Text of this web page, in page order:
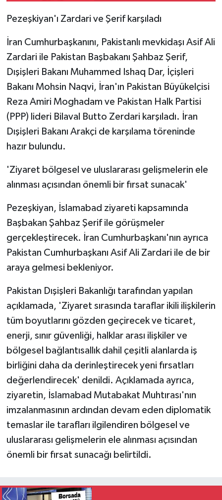
Pezeşkiyan'ı Zardari ve Şerif karşıladı
İran Cumhurbaşkanını, Pakistanlı mevkidaşı Asif Ali
Zardari ile Pakistan Başbakanı Şahbaz Şerif,
Dışişleri Bakanı Muhammed Ishaq Dar, İçişleri
Bakanı Mohsin Naqvi, İran'ın Pakistan Büyükelçisi
Reza Amiri Moghadam ve Pakistan Halk Partisi
(PPP) lideri Bilaval Butto Zerdari karşıladı. İran
Dışişleri Bakanı Arakçi de karşılama töreninde
hazır bulundu.
'Ziyaret bölgesel ve uluslararası gelişmelerin ele
alınması açısından önemli bir fırsat sunacak'
Pezeşkiyan, İslamabad ziyareti kapsamında
Başbakan Şahbaz Şerif ile görüşmeler
gerçekleştirecek. İran Cumhurbaşkanı'nın ayrıca
Pakistan Cumhurbaşkanı Asif Ali Zardari ile de bir
araya gelmesi bekleniyor.
Pakistan Dışişleri Bakanlığı tarafından yapılan
açıklamada, 'Ziyaret sırasında taraflar ikili ilişkilerin
tüm boyutlarını gözden geçirecek ve ticaret,
enerji, sınır güvenliği, halklar arası ilişkiler ve
bölgesel bağlantısallık dahil çeşitli alanlarda iş
birliğini daha da derinleştirecek yeni fırsatları
değerlendirecek' denildi. Açıklamada ayrıca,
ziyaretin, İslamabad Mutabakat Muhtırası'nın
imzalanmasının ardından devam eden diplomatik
temaslar ile tarafları ilgilendiren bölgesel ve
uluslararası gelişmelerin ele alınması açısından
önemli bir fırsat sunacağı belirtildi.